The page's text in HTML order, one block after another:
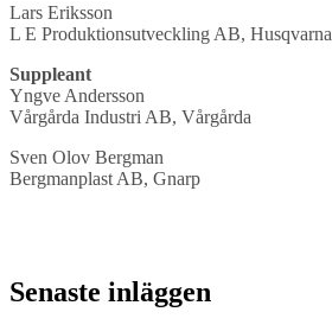
Lars Eriksson
L E Produktionsutveckling AB, Husqvarna
Suppleant
Yngve Andersson
Vårgårda Industri AB, Vårgårda
Sven Olov Bergman
Bergmanplast AB, Gnarp
Senaste inläggen